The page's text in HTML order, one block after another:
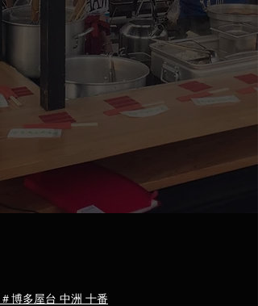
＃博多屋台 中洲 十番